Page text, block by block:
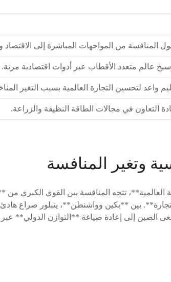
المنافسة من المواجهات المباشرة إلى الاقتصاد
عالم متعدد الأقطاب عبر أدوات اقتصادية مرنة.
واعد لتحسين التجارة العالمية بسبب التغير
التعاون في مجالات الطاقة النظيفة والزراعة.
وتغير المنافسة
تتجه المنافسة بين القوى الكبرى من
بين **بكين وواشنطن**، يتبلور صراع
الصين إلى إعادة صياغة **التوازن الدولي** عبر